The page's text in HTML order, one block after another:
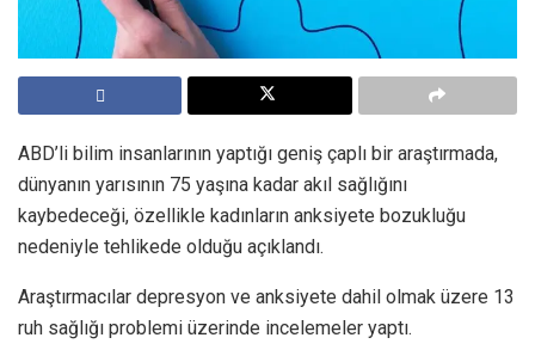
ABD’li bilim insanlarının yaptığı geniş çaplı bir araştırmada,
dünyanın yarısının 75 yaşına kadar akıl sağlığını
kaybedeceği, özellikle kadınların anksiyete bozukluğu
nedeniyle tehlikede olduğu açıklandı.
Araştırmacılar depresyon ve anksiyete dahil olmak üzere 13
ruh sağlığı problemi üzerinde incelemeler yaptı.